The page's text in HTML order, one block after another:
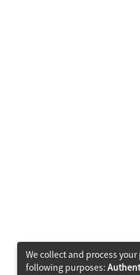
We collect and process
following purposes: